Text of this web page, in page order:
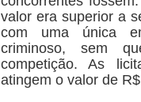
valor era superior a
com uma única
criminoso, sem
competição. As
atingem o valor de